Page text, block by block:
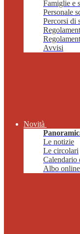
Famiglie e
Personale
Percorsi di
Avvisi
Novità
Le notizie
Le circolari
Calendario
Albo online